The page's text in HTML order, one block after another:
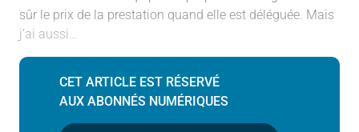
sûr le prix de la prestation quand elle est déléguée. Mais
j’ai aussi…
CET ARTICLE EST RÉSERVÉ
AUX ABONNÉS NUMÉRIQUES